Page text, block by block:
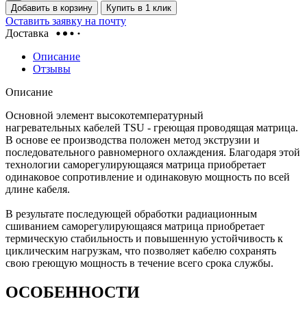
Добавить в корзину
Купить в 1 клик
Оставить заявку на почту
Доставка
Описание
Отзывы
Описание
Основной элемент высокотемпературный
нагревательных кабелей TSU - греющая проводящая матрица.
В основе ее производства положен метод экструзии и
последовательного равномерного охлаждения. Благодаря этой
технологии саморегулирующаяся матрица приобретает
одинаковое сопротивление и одинаковую мощность по всей
длине кабеля.
В результате последующей обработки радиационным
сшиванием cаморегулирующаяся матрица приобретает
термическую стабильность и повышенную устойчивость к
циклическим нагрузкам, что позволяет кабелю сохранять
свою греющую мощность в течение всего срока службы.
ОСОБЕННОСТИ